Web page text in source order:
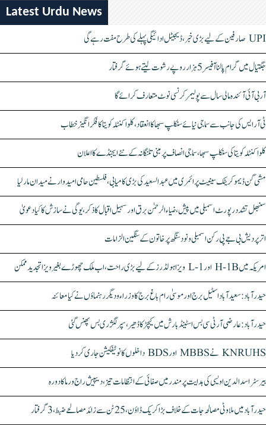
Latest Urdu News
UPI صارفین کے لیے بڑی خبر، ڈیجیٹل ادائیگی پہلے کی طرح مفت رہے گی
جگتیال میں گرام پالنا آفیسر 5 ہزار روپے رشوت لیتے ہوئے گرفتار
آر بی آئی آئندہ مالی سال سے پولیمر کرنسی نوٹ متعارف کرائے گا
ٹی آر ایس کی جانب سے سماجی نیائے سنکلپ سبھا کا انعقاد، کلواکنٹلہ کویتا کا فکر انگیز خطاب
کلواکنٹلہ کویتا کی سنکلپ سبھا، سماجی انصاف پر مبنی تلنگانہ کے نئے ایجنڈے کا اعلان
مشی گن ڈیموکریٹک سینیٹ پرائمری میں عبدالسعید کی بڑی کامیابی، فلسطین حامی امیدوار نے میدان مار لیا
سنبھل تشدد رپورٹ اسمبلی میں پیش، ضیاء الرحمٰن برق اور سہیل اقبال کا ذکر، یوگی نے سازش کا کیا دعویٰ
اتر پردیش بی جے پی رکن اسمبلی ونود سنگھ پر خاتون کے سنگین الزامات
امریکہ میں H-1B اور L-1 ویزا ہولڈرز کے لیے بڑی راحت، اب ملک چھوڑے بغیر ویزا تجدید ممکن
حیدرآباد: سعیدآباد اسٹیل برج اور موسیٰ رام باغ برج کا وزراء و دیگر رہنماؤں نے کیا معائنہ
حیدرآباد: عارضی آر ٹی سی بس اسٹینڈ بارش میں کیچڑ کا ڈھیر، سپر لگژری بس پھنس گئی
KNRUHS نے MBBS اور BDS داخلوں کا نوٹیفکیشن جاری کر دیا
بیرسٹر اسدالدین اویسی کی ہدایت پر مندر میں صفائی کے انتظامات تیز، دیپیش راج ورما کا دورہ
حیدرآباد میں ملاوٹی مصالحہ جات کے خلاف بڑا کریک ڈاؤن، 25 ٹن سے زائد مصالحے ضبط، 3 گرفتار